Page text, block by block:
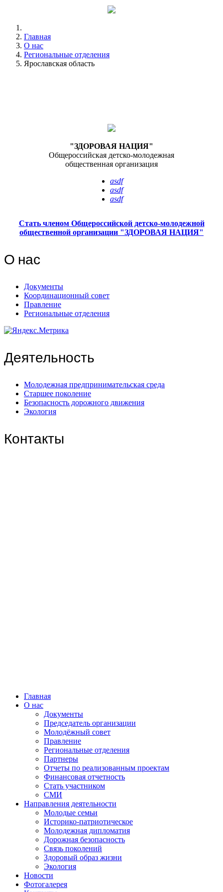
Главная
О нас
Региональные отделения
Ярославская область
"ЗДОРОВАЯ НАЦИЯ"
Общероссийская детско-молодежная
общественная организация
asdf
asdf
asdf
Стать членом Общероссийской детско-молодежной
общественной организации "ЗДОРОВАЯ НАЦИЯ"
О нас
Документы
Координационный совет
Правление
Региональные отделения
Деятельность
Молодежная предпринимательская среда
Старшее поколение
Безопасность дорожного движения
Экология
Контакты
Главная
О нас
Документы
Председатель организации
Молодёжный совет
Правление
Региональные отделения
Партнеры
Отчеты по реализованным проектам
Финансовая отчетность
Стать участником
СМИ
Направления деятельности
Молодые семьи
Историко-патриотическое
Молодежная дипломатия
Дорожная безопасность
Связь поколений
Здоровый образ жизни
Экология
Новости
Фотогалерея